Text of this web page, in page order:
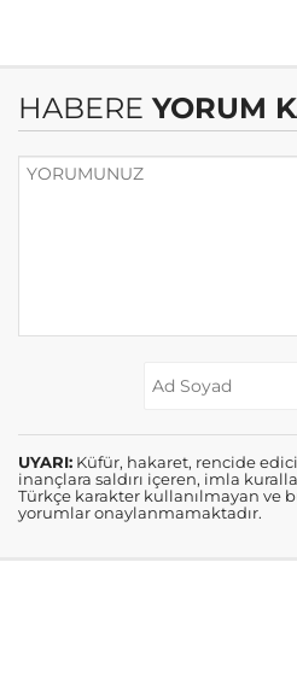
HABERE YORUM
UYARI: Küfür, hakaret, rencide
inançlara saldırı içeren, imla
Türkçe karakter kullanılmayan ve
yorumlar onaylanmamaktadır.